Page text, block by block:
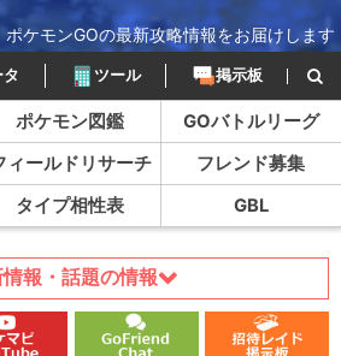
ポケモンGOの最新攻略情報をお届けします
ツール 掲示板
ポケモン図鑑
GOバトルリーグ
ィールドリサーチ
フレンド募集
タイプ相性表 GBL
報・話題の情報